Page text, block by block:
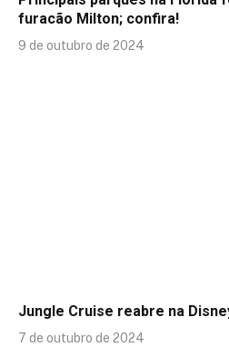
furacão Milton; confira!
9 de outubro de 2024
Jungle Cruise reabre na
7 de outubro de 2024